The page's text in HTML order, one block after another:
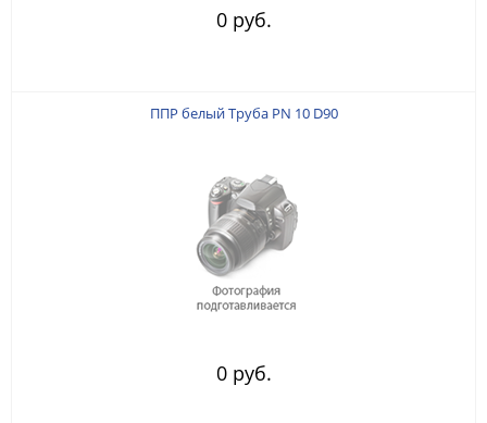
0 руб.
ППР белый Труба PN 10 D90
0 руб.